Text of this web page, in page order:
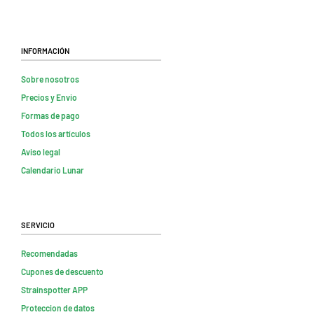
Información
Sobre nosotros
Precios y Envio
Formas de pago
Todos los artículos
Aviso legal
Calendario Lunar
Servicio
Recomendadas
Cupones de descuento
Strainspotter APP
Proteccion de datos